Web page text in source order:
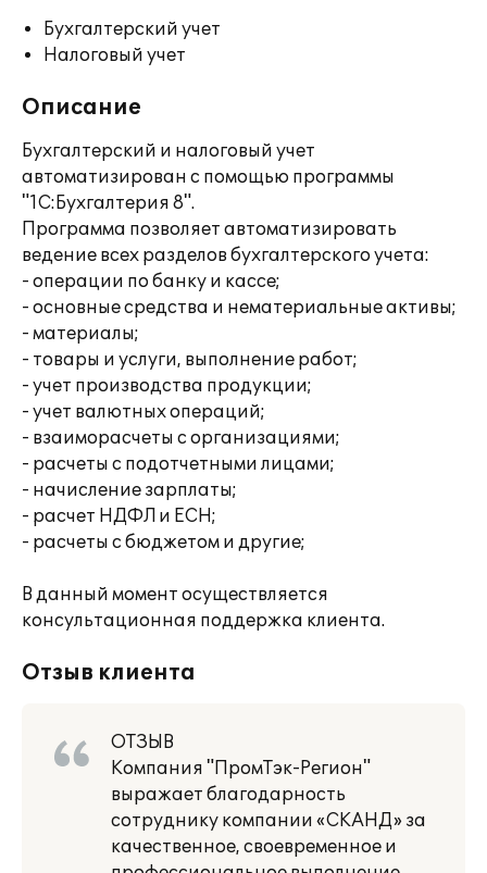
Бухгалтерский учет
Налоговый учет
Описание
Бухгалтерский и налоговый учет
автоматизирован с помощью программы
"1С:Бухгалтерия 8".
Программа позволяет автоматизировать
ведение всех разделов бухгалтерского учета:
- операции по банку и кассе;
- основные средства и нематериальные активы;
- материалы;
- товары и услуги, выполнение работ;
- учет производства продукции;
- учет валютных операций;
- взаиморасчеты с организациями;
- расчеты с подотчетными лицами;
- начисление зарплаты;
- расчет НДФЛ и ЕСН;
- расчеты с бюджетом и другие;
В данный момент осуществляется
консультационная поддержка клиента.
Отзыв клиента
ОТЗЫВ
Компания "ПромТэк-Регион"
выражает благодарность
сотруднику компании «СКАНД» за
качественное, своевременное и